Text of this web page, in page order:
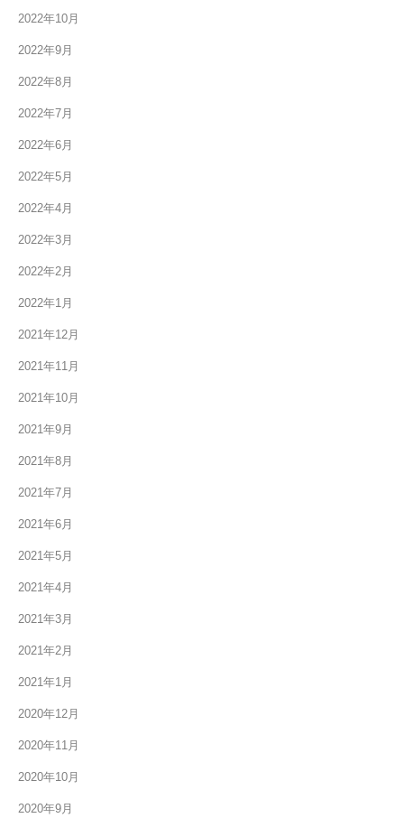
2022年10月
2022年9月
2022年8月
2022年7月
2022年6月
2022年5月
2022年4月
2022年3月
2022年2月
2022年1月
2021年12月
2021年11月
2021年10月
2021年9月
2021年8月
2021年7月
2021年6月
2021年5月
2021年4月
2021年3月
2021年2月
2021年1月
2020年12月
2020年11月
2020年10月
2020年9月